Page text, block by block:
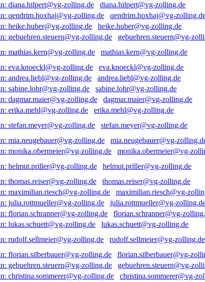
diana.hilpert@vg-zolling.de
qendrim.hoxhaj@vg-
heike.huber@vg-zolling.de
gebuehren.steuern@vg-
mathias.kern@vg-zolling.de
eva.knoeckl@vg-zolling.de
andrea.liebl@vg-zolling.de
sabine.lohr@vg-zolling.de
dagmar.maier@vg-zolling.de
erika.mehl@vg-zolling.de
stefan.meyer@vg-zolling.de
mia.neugebauer@vg-
monika.obermeier@vg-
helmut.priller@vg-zolling.de
thomas.reiser@vg-zolling.de
maximilian.riesch@vg-
julia.rottmueller@vg-
florian.schranner@vg-
lukas.schuett@vg-zolling.de
rudolf.sellmeier@vg-zolling.de
florian.silberbauer@vg-
gebuehren.steuern@vg-
christina.sommerer@vg-